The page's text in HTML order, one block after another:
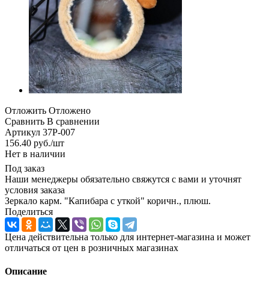
Отложить Отложено
Сравнить В сравнении
Артикул 37P-007
156.40 руб./шт
Нет в наличии
Под заказ
Наши менеджеры обязательно свяжутся с вами и уточнят
условия заказа
Зеркало карм. "Капибара с уткой" коричн., плюш.
Поделиться
Цена действительна только для интернет-магазина и может
отличаться от цен в розничных магазинах
Описание